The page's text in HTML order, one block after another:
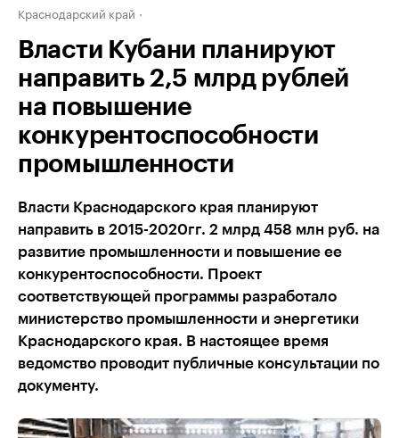
Краснодарский край
Власти Кубани планируют
направить 2,5 млрд рублей
на повышение
конкурентоспособности
промышленности
Власти Краснодарского края планируют
направить в 2015-2020гг. 2 млрд 458 млн руб. на
развитие промышленности и повышение ее
конкурентоспособности. Проект
соответствующей программы разработало
министерство промышленности и энергетики
Краснодарского края. В настоящее время
ведомство проводит публичные консультации по
документу.